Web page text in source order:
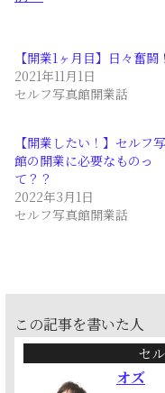
【開業1ヶ月目】日々奮闘！
2021年11月1日
セルフ写真館開業話
【開業したい！】セルフ
館の開業に必要なものっ
て？？
2022年3月1日
セルフ写真館開業話
この記事を書いた人
セ
オズ